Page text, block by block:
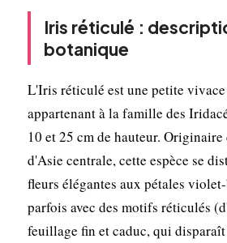
Iris réticulé :
botanique
L'Iris réticulé est une petite
appartenant à la famille des
10 et 25 cm de hauteur. Originaire
d'Asie centrale, cette espèce se
fleurs élégantes aux pétales
parfois avec des motifs réticulés
feuillage fin et caduc, qui